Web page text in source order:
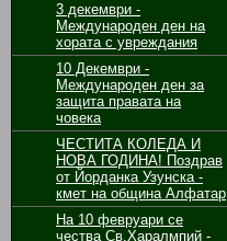
3 декември -
Международен ден на
хората с увреждания
10 Декември -
Международен ден за
защита правата на
човека
ЧЕСТИТА КОЛЕДА И
НОВА ГОДИНА! Поздрав
от Йорданка Узунска -
кмет на община Алфатар
На 10 февруари се
чества Св.Харалмпий -